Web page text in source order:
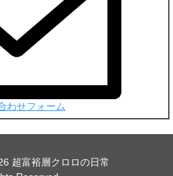
わせフォーム
超富裕層クロロの日常